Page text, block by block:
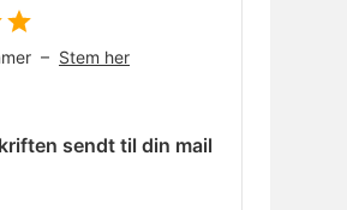
– Stem her
sendt til din mail